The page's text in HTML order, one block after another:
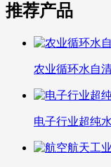
推荐产品
农业循环水自
电子行业超纯